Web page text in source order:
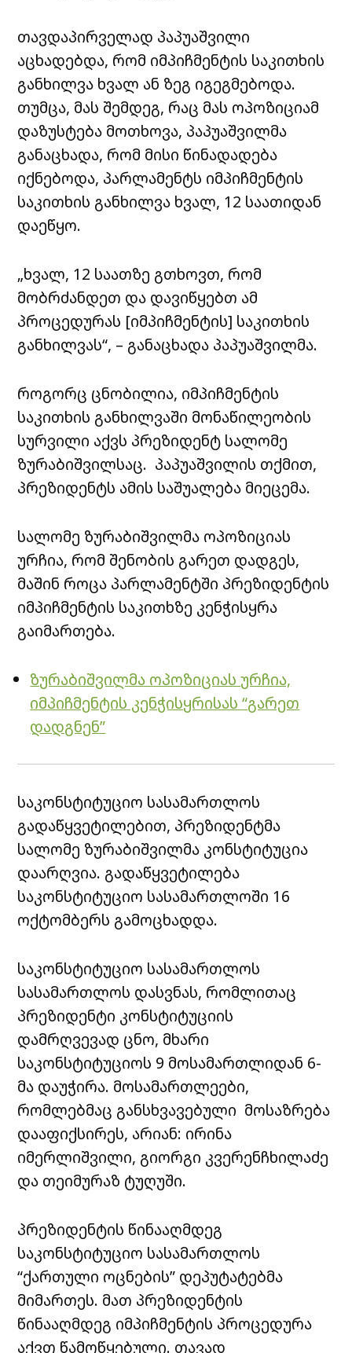
თავდაპირველად პაპუაშვილი
აცხადებდა, რომ იმპიჩმენტის საკითხის
განხილვა ხვალ ან ზეგ იგეგმებოდა.
თუმცა, მას შემდეგ, რაც მას ოპოზიციამ
დაზუსტება მოთხოვა, პაპუაშვილმა
განაცხადა, რომ მისი წინადადება
იქნებოდა, პარლამენტს იმპიჩმენტის
საკითხის განხილვა ხვალ, 12 საათიდან
დაეწყო.
„ხვალ, 12 საათზე გთხოვთ, რომ
მობრძანდეთ და დავიწყებთ ამ
პროცედურას [იმპიჩმენტის] საკითხის
განხილვას“, – განაცხადა პაპუაშვილმა.
როგორც ცნობილია, იმპიჩმენტის
საკითხის განხილვაში მონაწილეობის
სურვილი აქვს პრეზიდენტ სალომე
ზურაბიშვილსაც. პაპუაშვილის თქმით,
პრეზიდენტს ამის საშუალება მიეცემა.
სალომე ზურაბიშვილმა ოპოზიციას
ურჩია, რომ შენობის გარეთ დადგეს,
მაშინ როცა პარლამენტში პრეზიდენტის
იმპიჩმენტის საკითხზე კენჭისყრა
გაიმართება.
ზურაბიშვილმა ოპოზიციას ურჩია,
იმპიჩმენტის კენჭისყრისას “გარეთ
დადგნენ”
საკონსტიტუციო სასამართლოს
გადაწყვეტილებით, პრეზიდენტმა
სალომე ზურაბიშვილმა კონსტიტუცია
დაარღვია. გადაწყვეტილება
საკონსტიტუციო სასამართლოში 16
ოქტომბერს გამოცხადდა.
საკონსტიტუციო სასამართლოს
სასამართლოს დასვნას, რომლითაც
პრეზიდენტი კონსტიტუციის
დამრღვევად ცნო, მხარი
საკონსტიტუციოს 9 მოსამართლიდან 6-
მა დაუჭირა. მოსამართლეები,
რომლებმაც განსხვავებული მოსაზრება
დააფიქსირეს, არიან: ირინა
იმერლიშვილი, გიორგი კვერენჩხილაძე
და თეიმურაზ ტუღუში.
პრეზიდენტის წინააღმდეგ
საკონსტიტუციო სასამართლოს
“ქართული ოცნების” დეპუტატებმა
მიმართეს. მათ პრეზიდენტის
წინააღმდეგ იმპიჩმენტის პროცედურა
აქვთ წამოწყებული. თავად